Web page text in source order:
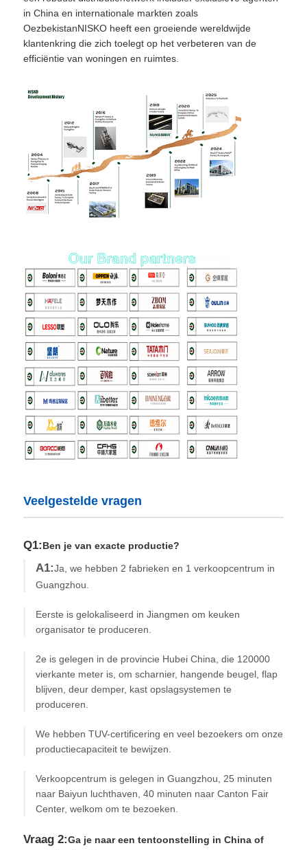
in China en internationale markten zoals
OezbekistanNISKO heeft een groeiende wereldwijde
klantenkring die zich toelegt op het verbeteren van de
efficiëntie van woningen en ruimtes.
Veelgestelde vragen
Q1:Ben je van exacte productie?
A1:Ja, we hebben 2 fabrieken en 1 verkoopcentrum in
Guangzhou.
Eerste is gelokaliseerd in Jiangmen om keuken
organisator te produceren.
2e is gelegen in de provincie Hubei China, die 120000
vierkante meter is, om scharnier, hangende beugel, flap
blijven, deur demper, kast opslagsystemen te
produceren.
We hebben TUV-certificering en veel bezoekers om onze
productiecapaciteit te bewijzen.
Verkoopcentrum is gelegen in Guangzhou, 25 minuten
naar Baiyun luchthaven, 40 minuten naar Canton Fair
Center, welkom om te bezoeken.
Vraag 2:Ga je naar een tentoonstelling in China of